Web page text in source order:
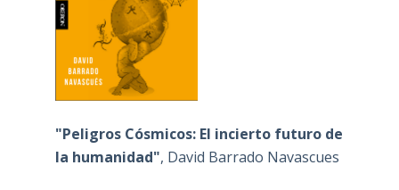
"Peligros Cósmicos: El incierto futuro de
la humanidad", David Barrado Navascues